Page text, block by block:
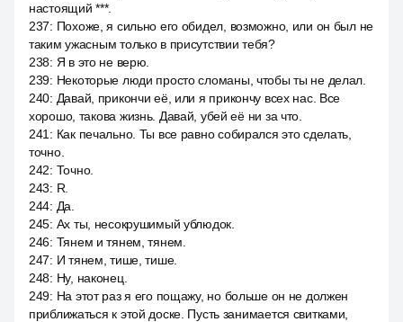
настоящий ***.
237: Похоже, я сильно его обидел, возможно, или он был не
таким ужасным только в присутствии тебя?
238: Я в это не верю.
239: Некоторые люди просто сломаны, чтобы ты не делал.
240: Давай, прикончи её, или я прикончу всех нас. Все
хорошо, такова жизнь. Давай, убей её ни за что.
241 : Как печально. Ты все равно собирался это сделать,
точно.
242: Точно.
243: R.
244: Да.
245: Ах ты, несокрушимый ублюдок.
246: Тянем и тянем, тянем.
247: И тянем, тише, тише.
248: Ну, наконец.
249: На этот раз я его пощажу, но больше он не должен
приближаться к этой доске. Пусть занимается свитками,